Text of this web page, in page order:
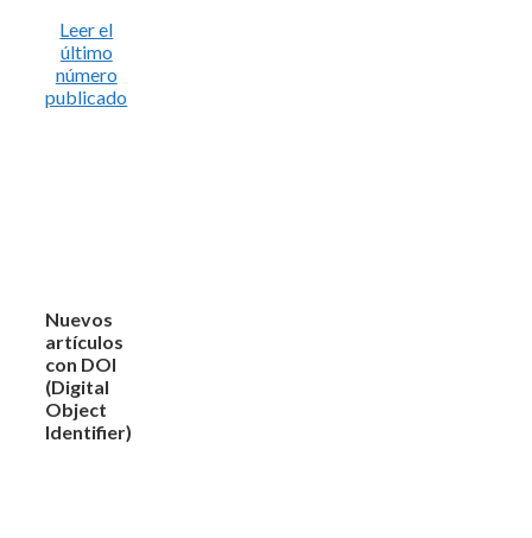
Leer el
último
número
publicado
Nuevos
artículos
con DOI
(Digital
Object
Identifier)